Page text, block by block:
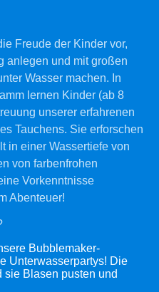
Freude der Kinder vor,
anlegen und mit großen
Wasser machen. In
lernen Kinder (ab 8
unserer erfahrenen
Tauchens. Sie erforschen
in einer Wassertiefe von
von farbenfrohen
Vorkenntnisse
Abenteuer!
Bubblemaker-
Unterwasserpartys! Die
sie Blasen pusten und